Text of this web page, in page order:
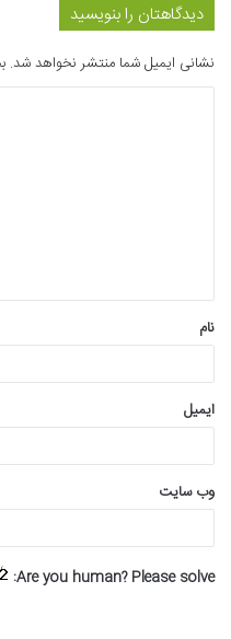
دیدگاهتان را بنویسید
نشانی ایمیل شما منتشر نخواهد شد.
*
نام
ایمیل
وب‌ سایت
Are you human? Please solve: